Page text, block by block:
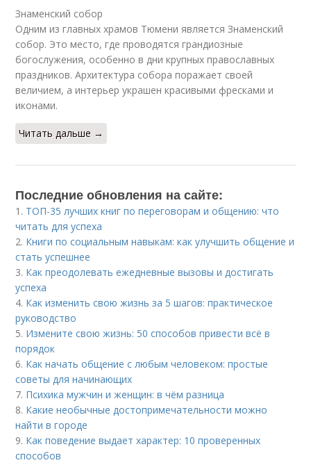
Знаменский собор
Одним из главных храмов Тюмени является Знаменский
собор. Это место, где проводятся грандиозные
богослужения, особенно в дни крупных православных
праздников. Архитектура собора поражает своей
величием, а интерьер украшен красивыми фресками и
иконами.
Читать дальше →
Последние обновления на сайте:
1. ТОП-35 лучших книг по переговорам и общению: что
читать для успеха
2. Книги по социальным навыкам: как улучшить общение и
стать успешнее
3. Как преодолевать ежедневные вызовы и достигать
успеха
4. Как изменить свою жизнь за 5 шагов: практическое
руководство
5. Измените свою жизнь: 50 способов привести всё в
порядок
6. Как начать общение с любым человеком: простые
советы для начинающих
7. Психика мужчин и женщин: в чём разница
8. Какие необычные достопримечательности можно
найти в городе
9. Как поведение выдает характер: 10 проверенных
способов